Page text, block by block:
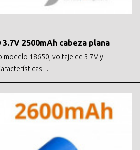
2500mAh cabeza plana
modelo 18650, voltaje de 3.7V y
..